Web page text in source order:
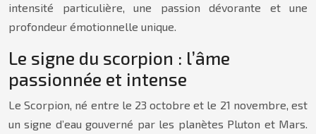
intensité particulière, une passion dévorante et une
profondeur émotionnelle unique.
Le signe du scorpion : l’âme
passionnée et intense
Le Scorpion, né entre le 23 octobre et le 21 novembre, est
un signe d’eau gouverné par les planètes Pluton et Mars.